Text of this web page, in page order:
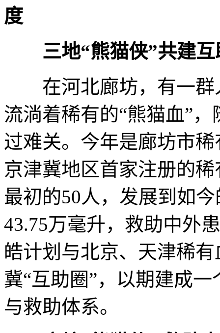
度
三地“熊猫侠”共建
在河北廊坊，有一群
流淌着稀有的“熊猫血”
过难关。今年是廊坊市
京津冀地区首家注册的
最初的50人，发展到如
43.75万毫升，救助中外
皓计划与北京、天津稀
冀“互助圈”，以期建成
与救助体系。